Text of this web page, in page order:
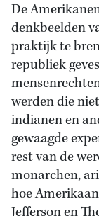
De
denkbeelden
praktijk te
republiek
werden die
indianen en
gewaagde
rest van de
monarchen,
hoe